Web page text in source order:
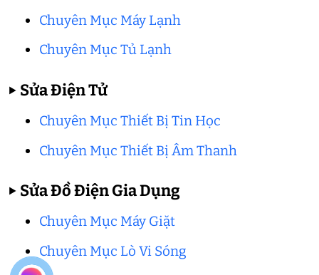
Chuyên Mục Máy Lạnh
Chuyên Mục Tủ Lạnh
▶ Sửa Điện Tử
Chuyên Mục Thiết Bị Tin Học
Chuyên Mục Thiết Bị Âm Thanh
▶ Sửa Đồ Điện Gia Dụng
Chuyên Mục Máy Giặt
Chuyên Mục Lò Vi Sóng